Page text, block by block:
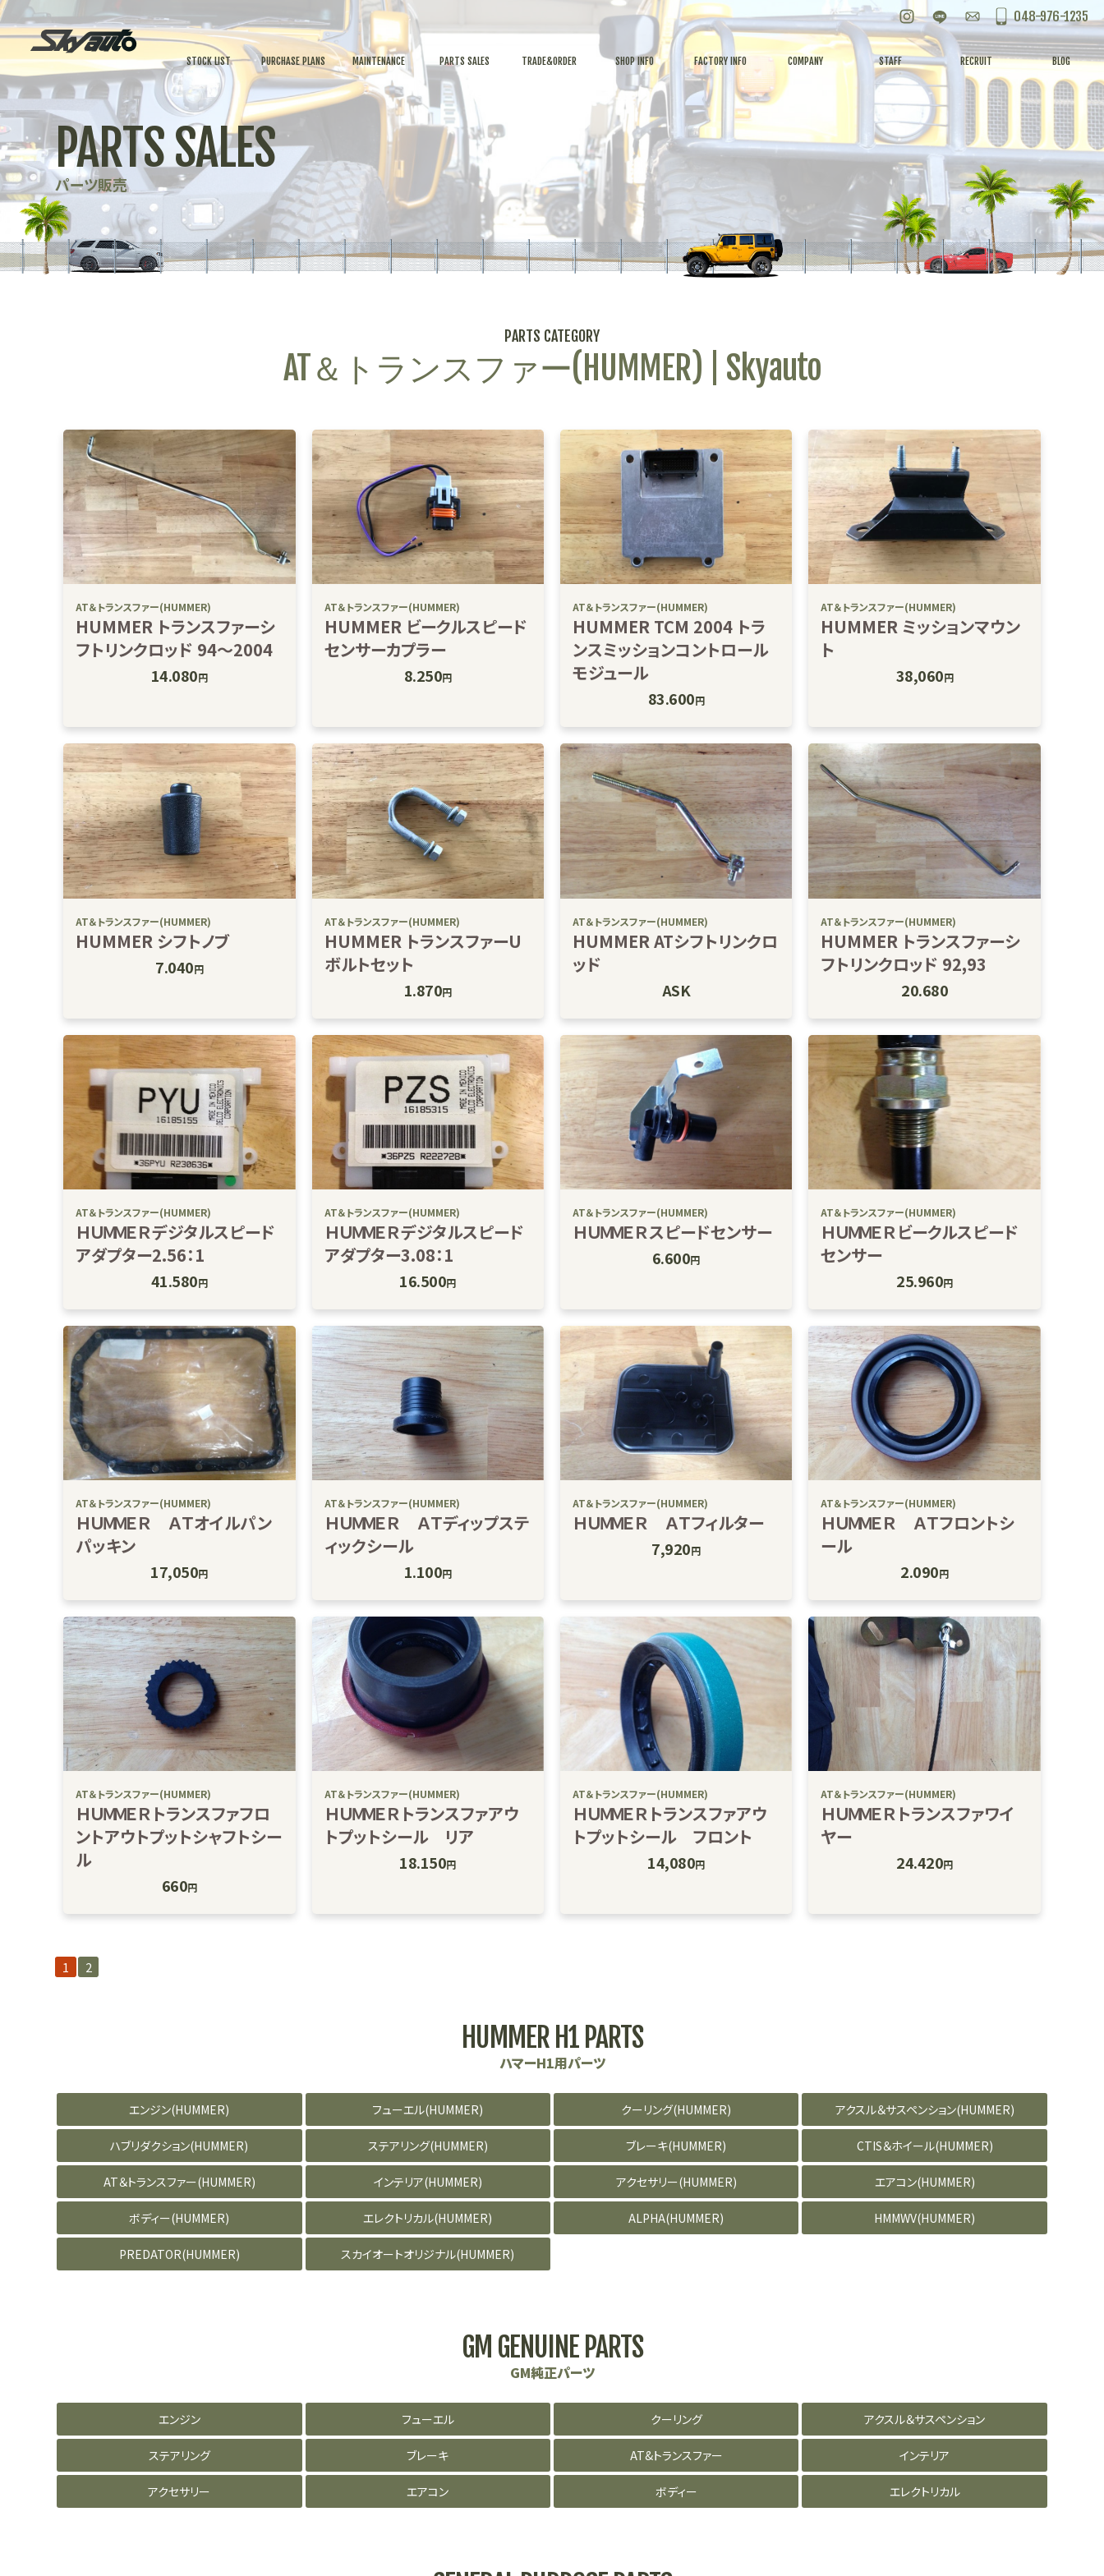
お問い合わせ
048-976-1235
STOCK LIST PURCHASE PLANS MAINTENANCE PARTS SALES TRADE&ORDER SHOP INFO FACTORY INFO COMPANY STAFF RECRUIT BLOG
PARTS SALES
パーツ販売
PARTS CATEGORY
AT＆トランスファー(HUMMER) | Skyauto
AT＆トランスファー(HUMMER)
HUMMER トランスファーシ
フトリンクロッド 94～2004
14.080円
AT＆トランスファー(HUMMER)
HUMMER ビークルスピード
センサーカプラー
8.250円
AT＆トランスファー(HUMMER)
HUMMER TCM 2004 トラ
ンスミッションコントロール
モジュール
83.600円
AT＆トランスファー(HUMMER)
HUMMER ミッションマウン
ト
38,060円
AT＆トランスファー(HUMMER)
HUMMER シフトノブ
7.040円
AT＆トランスファー(HUMMER)
HUMMER トランスファーU
ボルトセット
1.870円
AT＆トランスファー(HUMMER)
HUMMER ATシフトリンクロ
ッド
ASK
AT＆トランスファー(HUMMER)
HUMMER トランスファーシ
フトリンクロッド 92,93
20.680
AT＆トランスファー(HUMMER)
ＨＵＭＭＥＲデジタルスピード
アダプター2.56：1
41.580円
AT＆トランスファー(HUMMER)
ＨＵＭＭＥＲデジタルスピード
アダプター3.08：1
16.500円
AT＆トランスファー(HUMMER)
ＨＵＭＭＥＲスピードセンサー
6.600円
AT＆トランスファー(HUMMER)
ＨＵＭＭＥＲビークルスピード
センサー
25.960円
AT＆トランスファー(HUMMER)
ＨＵＭＭＥＲ ＡＴオイルパン
パッキン
17,050円
AT＆トランスファー(HUMMER)
ＨＵＭＭＥＲ ＡＴディップステ
ィックシール
1.100円
AT＆トランスファー(HUMMER)
ＨＵＭＭＥＲ ＡＴフィルター
7,920円
AT＆トランスファー(HUMMER)
ＨＵＭＭＥＲ ＡＴフロントシ
ール
2.090円
AT＆トランスファー(HUMMER)
ＨＵＭＭＥＲトランスファフロ
ントアウトプットシャフトシー
ル
660円
AT＆トランスファー(HUMMER)
ＨＵＭＭＥＲトランスファアウ
トプットシール リア
18.150円
AT＆トランスファー(HUMMER)
ＨＵＭＭＥＲトランスファアウ
トプットシール フロント
14,080円
AT＆トランスファー(HUMMER)
ＨＵＭＭＥＲトランスファワイ
ヤー
24.420円
1 2
HUMMER H1 PARTS
ハマーH1用パーツ
エンジン(HUMMER) フューエル(HUMMER) クーリング(HUMMER) アクスル＆サスペンション(HUMMER)
ハブリダクション(HUMMER) ステアリング(HUMMER) ブレーキ(HUMMER) CTIS＆ホイール(HUMMER)
AT＆トランスファー(HUMMER) インテリア(HUMMER) アクセサリー(HUMMER) エアコン(HUMMER)
ボディー(HUMMER) エレクトリカル(HUMMER) ALPHA(HUMMER) HMMWV(HUMMER)
PREDATOR(HUMMER) スカイオートオリジナル(HUMMER)
GM GENUINE PARTS
GM純正パーツ
エンジン フューエル クーリング アクスル＆サスペンション
ステアリング ブレーキ AT&トランスファー インテリア
アクセサリー エアコン ボディー エレクトリカル